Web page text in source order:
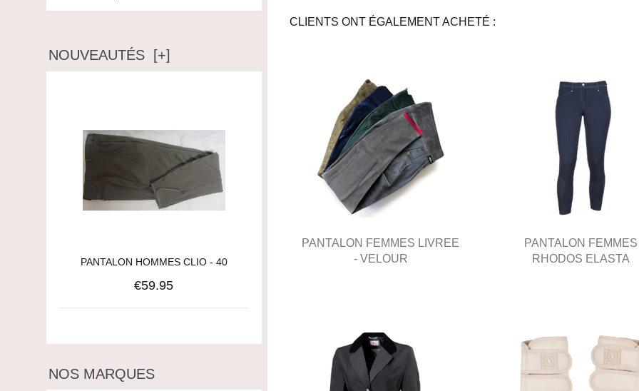
NOUVEAUTÉS [+]
PANTALON HOMMES CLIO - 40
€59.95
NOS MARQUES
CLIENTS ONT ÉGALEMENT ACHETÉ :
PANTALON FEMMES LIVREE
- VELOUR
PANTALON FEMMES
RHODOS ELASTA